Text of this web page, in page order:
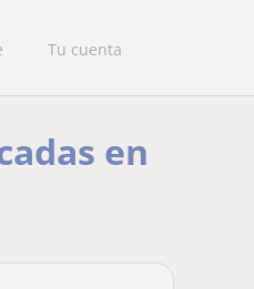
Tu cuenta
en